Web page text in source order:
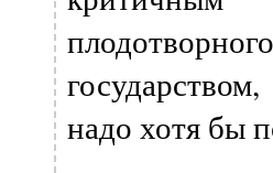
надо хотя бы